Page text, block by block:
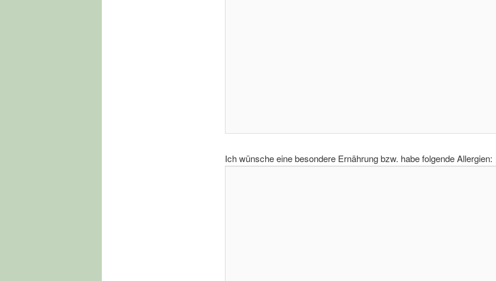
Ich wünsche eine besondere Ernährung bzw. habe folgende Allergien: